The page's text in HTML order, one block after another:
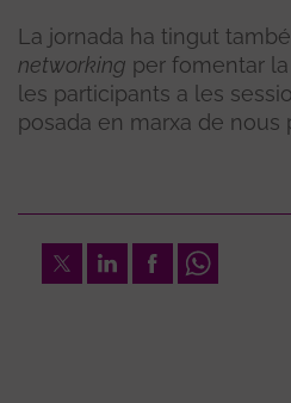
La jornada ha tingut
networking per fomentar
les participants a les
posada en marxa de nous
TwitterLinkedInFacebookWhatsapp